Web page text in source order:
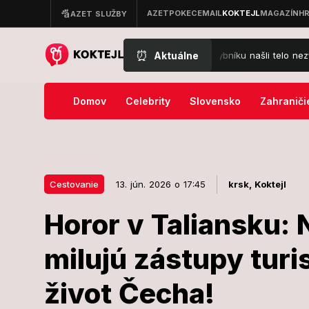
⏰ Aktuálne
Tragický koniec pátrania: V rybníku našli telo
Domov Celebrity Slovensko
Cestovanie 13. jún. 2026 o 17:45 krsk, Koktejl
Horor v Taliansku:
milujú zástupy
život Čecha!
Cestovanie
Horor v